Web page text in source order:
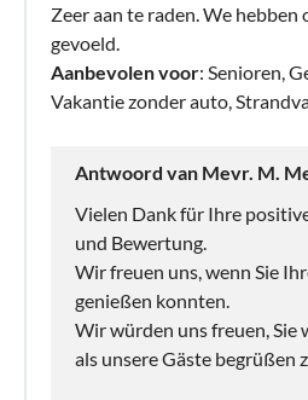
Zeer aan te raden. We hebben
gevoeld.
Aanbevolen voor: Senioren,
Vakantie zonder auto,
Antwoord van Mevr. M.
Vielen Dank für Ihre
und Bewertung.
Wir freuen uns, wenn Sie
genießen konnten.
Wir würden uns freuen, Sie
als unsere Gäste begrüßen